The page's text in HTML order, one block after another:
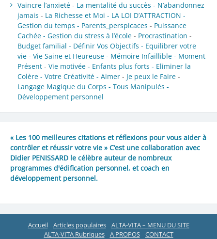
Vaincre l’anxieté - La mentalité du succès - N’abandonnez
jamais - La Richesse et Moi - LA LOI D’ATTRACTION -
Gestion du temps - Parents_perspicaces - Puissance
Cachée - Gestion du stress à l’école - Procrastination -
Budget familial - Définir Vos Objectifs - Equilibrer votre
vie - Vie Saine et Heureuse - Mémoire Infaillible - Moment
Présent - Vie motivée - Enfants plus forts - Eliminer la
Colère - Votre Créativité - Aimer - Je peux le Faire -
Langage Magique du Corps - Tous Manipulés -
Développement personnel
« Les 100 meilleures citations et réflexions pour vous aider à
contrôler et réussir votre vie » C’est une collaboration avec
Didier PENISSARD le célèbre auteur de nombreux
programmes d'édification personnel, et coach en
développement personnel.
Accueil Articles populaires
ALTA-VITA – MENU DU SITE
ALTA-VITA Rubriques
A PROPOS
CONTACT